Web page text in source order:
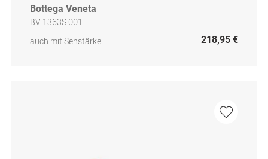
Bottega Veneta
BV 1363S 001
auch mit Sehstärke
218,95 €